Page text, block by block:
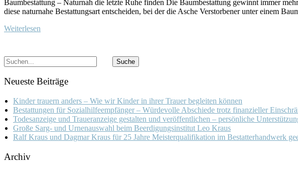
Baumbestattung – Naturnah die letzte Ruhe finden Die Baumbestattung gewinnt immer
diese naturnahe Bestattungsart entscheiden, bei der die Asche Verstorbener unter einem
Weiterlesen
Neueste Beiträge
Kinder trauern anders – Wie wir Kinder in ihrer Trauer begleiten können
Bestattungen für Sozialhilfeempfänger – Würdevolle Abschiede trotz finanzieller
Todesanzeige und Traueranzeige gestalten und veröffentlichen – persönliche
Große Sarg- und Urnenauswahl beim Beerdigungsinstitut Leo Kraus
Ralf Kraus und Dagmar Kraus für 25 Jahre Meisterqualifikation im Bestatterhandwerk
Archiv